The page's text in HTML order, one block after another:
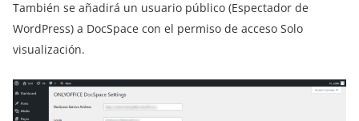
También se añadirá un usuario público (Espectador de
WordPress) a DocSpace con el permiso de acceso Solo
visualización.